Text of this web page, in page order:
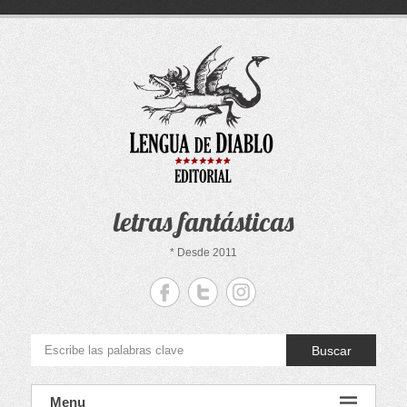
letras fantásticas
* Desde 2011
Buscar
Menu